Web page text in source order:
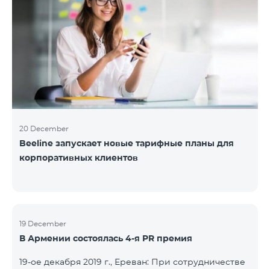
20 December
Beeline запускает новые тарифные планы для
корпоративных клиентов
19 December
В Армении состоялась 4-я PR премия
19-ое декабря 2019 г., Ереван: При сотрудничестве